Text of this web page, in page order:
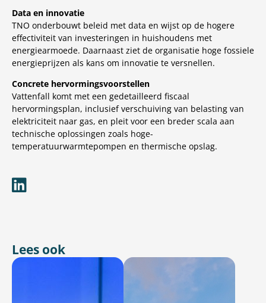
Data en innovatie
TNO onderbouwt beleid met data en wijst op de hogere
effectiviteit van investeringen in huishoudens met
energiearmoede. Daarnaast ziet de organisatie hoge fossiele
energieprijzen als kans om innovatie te versnellen.
Concrete hervormingsvoorstellen
Vattenfall komt met een gedetailleerd fiscaal
hervormingsplan, inclusief verschuiving van belasting van
elektriciteit naar gas, en pleit voor een breder scala aan
technische oplossingen zoals hoge-
temperatuurwarmtepompen en thermische opslag.
Lees ook